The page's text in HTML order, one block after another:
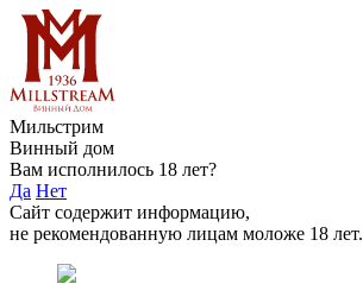
Мильстрим
Винный дом
Вам исполнилось 18 лет?
Да Нет
Сайт содержит информацию,
не рекомендованную лицам моложе 18 лет.